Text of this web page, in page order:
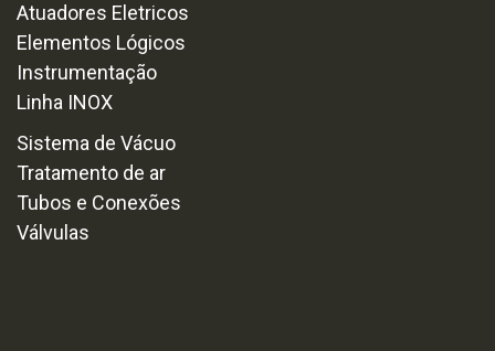
Atuadores Eletricos
Elementos Lógicos
Instrumentação
Linha INOX
Sistema de Vácuo
Tratamento de ar
Tubos e Conexões
Válvulas